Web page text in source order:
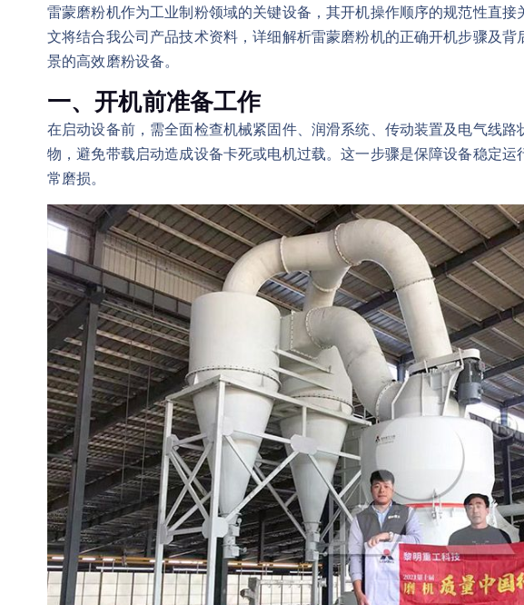
雷蒙磨粉机作为工业制粉领域的关键设备，其开机操作顺序的规范性直
文将结合我公司产品技术资料，详细解析雷蒙磨粉机的正确开机步骤及
景的高效磨粉设备。
一、开机前准备工作
在启动设备前，需全面检查机械紧固件、润滑系统、传动装置及电气线
物，避免带载启动造成设备卡死或电机过载。这一步骤是保障设备稳定
常磨损。